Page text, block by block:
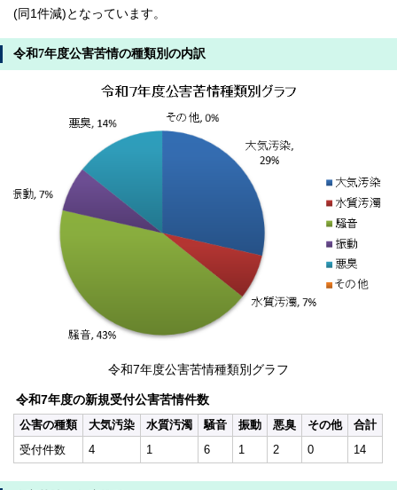
(同1件減)となっています。
令和7年度公害苦情の種類別の内訳
令和7年度公害苦情種類別グラフ
令和7年度の新規受付公害苦情件数
公害の種類
大気汚染 水質汚濁 騒音 振動 悪臭 その他
合計
受付件数
4 1 6 1 2 0 14